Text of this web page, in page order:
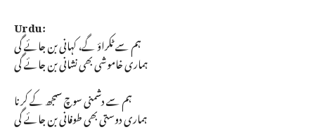
Urdu:
ہم سے ٹکراؤ گے، کہانی بن جائے گی
ہماری خاموشی بھی نشانی بن جائے گی
ہم سے دشمنی سوچ سمجھ کے کرنا
ہماری دوستی بھی طوفانی بن جائے گی